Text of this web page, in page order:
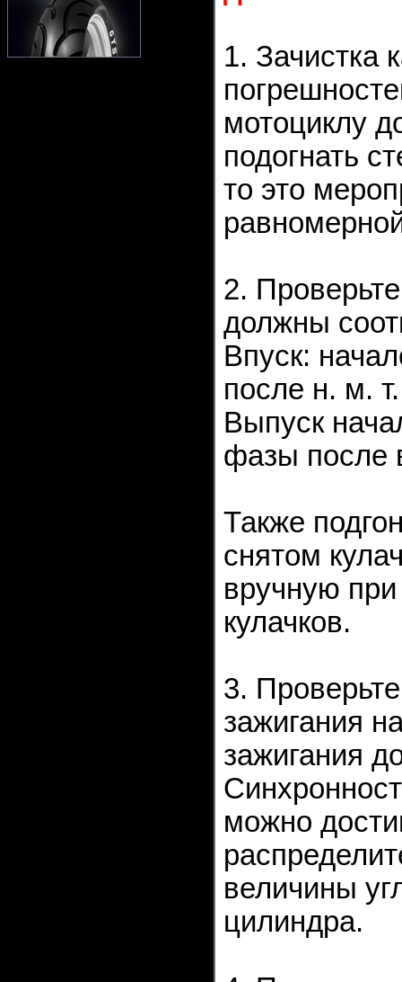
1. Зачистка
мотоциклу
подогнать
то это
2.
должны
Впуск:
после н. м.
Выпуск
фазы после
Также
снятом
вручную
кулачков.
3.
зажигания
зажигания
можно
величины
цилиндра.